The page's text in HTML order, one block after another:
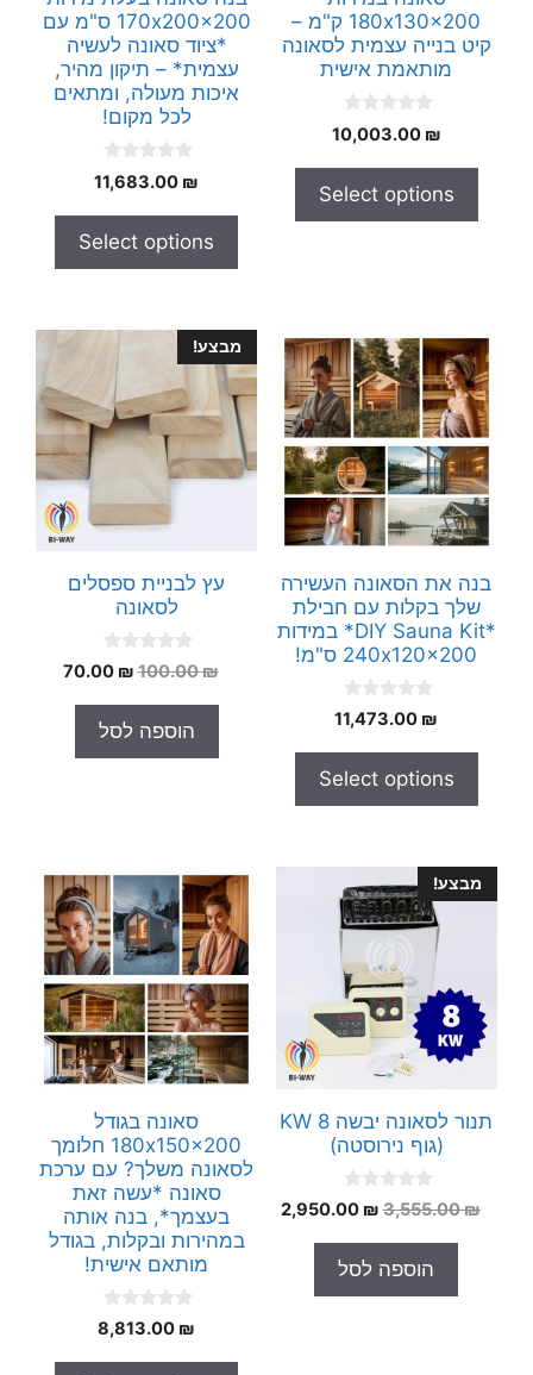
180x130x200 ק"מ –
קיט בנייה עצמית לסאונה
מותאמת אישית
0
o
o
5
10,003.00 ₪
Select options
170x200x200 ס"מ עם
*ציוד סאונה לעשיה
עצמית* – תיקון מהיר,
איכות מעולה, ומתאים
לכל מקום!
0
o
o
5
11,683.00 ₪
Select options
בנה את הסאונה העשירה
שלך בקלות עם חבילת
*DIY Sauna Kit* במידות
240x120x200 ס"מ!
0
o
o
11,473.00 ₪
Select options
מבצע!
עץ לבניית ספסלים
לסאונה
0
o
o
100.00₪
המחיר
היה:
70.00 ₪
המחיר
הוספה לסל
מבצע!
תנור לסאונה יבשה 8 KW
(גוף נירוסטה)
0
o
o
5
3,555.00₪
המחיר
היה:
3,555.00 ₪.
2,950.00 ₪
המחיר
הנוכחי
הוספה לסל
סאונה בגודל
180x150x200 חלומך
לסאונה משלך? עם ערכת
סאונה *עשה זאת
בעצמך*, בנה אותה
במהירות ובקלות, בגודל
מותאם אישית!
0
o
8,813.00 ₪